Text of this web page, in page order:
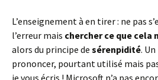
L’enseignement à en tirer : ne pas
l’erreur mais chercher ce que cela
alors du principe de sérenpidité.
prononcer, pourtant utilisé mais